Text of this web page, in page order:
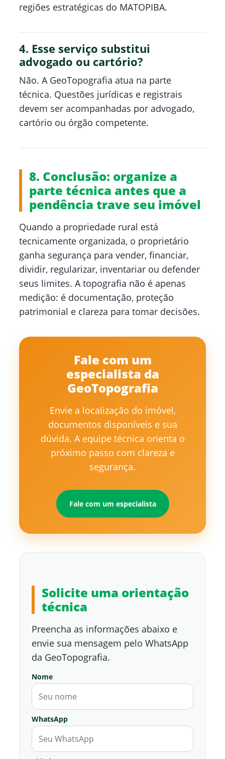
regiões estratégicas do MATOPIBA.
4. Esse serviço substitui
advogado ou cartório?
Não. A GeoTopografia atua na parte
técnica. Questões jurídicas e registrais
devem ser acompanhadas por advogado,
cartório ou órgão competente.
8. Conclusão: organize a
parte técnica antes que a
pendência trave seu imóvel
Quando a propriedade rural está
tecnicamente organizada, o proprietário
ganha segurança para vender, financiar,
dividir, regularizar, inventariar ou defender
seus limites. A topografia não é apenas
medição: é documentação, proteção
patrimonial e clareza para tomar decisões.
Fale com um
especialista da
GeoTopografia
Envie a localização do imóvel,
documentos disponíveis e sua
dúvida. A equipe técnica orienta o
próximo passo com clareza e
segurança.
Fale com um especialista
Solicite uma orientação
técnica
Preencha as informações abaixo e
envie sua mensagem pelo WhatsApp
da GeoTopografia.
Nome
WhatsApp